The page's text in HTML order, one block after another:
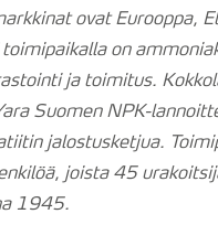
ovat Eurooppa,
on
ja toimitus.
Suomen NPK-
jalostusketjua.
joista 45
1945.